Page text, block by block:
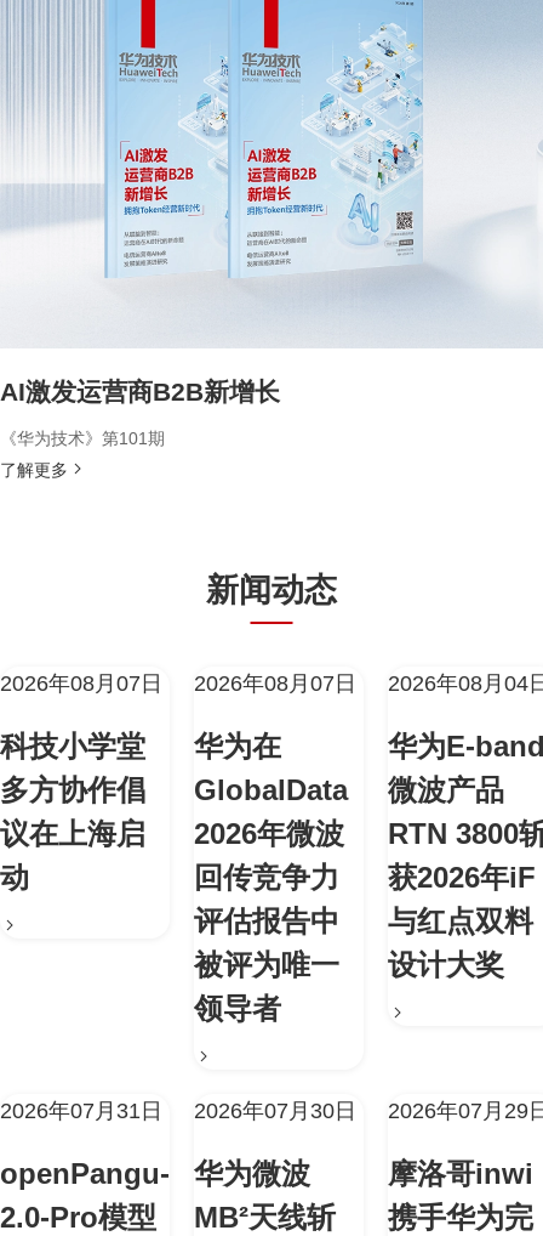
AI激发运营商B2B新增长
《华为技术》第101期
了解更多
新闻动态
2026年08月07日
科技小学堂
多方协作倡
议在上海启
动
2026年08月07日
华为在
GlobalData
2026年微波
回传竞争力
评估报告中
被评为唯一
领导者
2026年08月04
华为E-
微波产品
RTN 3800
获2026年iF
与红点双料
设计大奖
2026年07月31日
openPangu-
2.0-Pro模型
2026年07月30日
华为微波
MB²天线斩
2026年07月29
摩洛哥inwi
携手华为完